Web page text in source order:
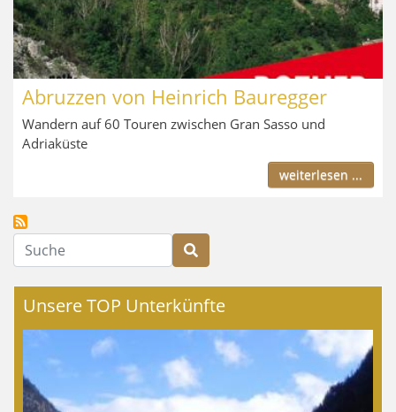
Abruzzen von Heinrich Bauregger
Wandern auf 60 Touren zwischen Gran Sasso und
Adriaküste
weiterlesen ...
Suche
Unsere TOP Unterkünfte